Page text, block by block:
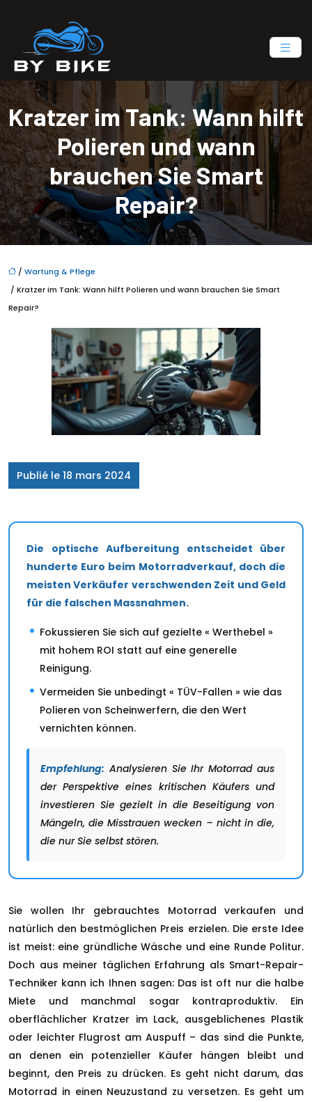
Kratzer im Tank: Wann hilft
Polieren und wann
brauchen Sie Smart
Repair?
/ Wartung & Pflege
/ Kratzer im Tank: Wann hilft Polieren und wann brauchen Sie Smart
Repair?
Publié le 18 mars 2024
Die optische Aufbereitung entscheidet über
hunderte Euro beim Motorradverkauf, doch die
meisten Verkäufer verschwenden Zeit und Geld
für die falschen Massnahmen.
Fokussieren Sie sich auf gezielte « Werthebel »
mit hohem ROI statt auf eine generelle
Reinigung.
Vermeiden Sie unbedingt « TÜV-Fallen » wie das
Polieren von Scheinwerfern, die den Wert
vernichten können.
Empfehlung: Analysieren Sie Ihr Motorrad aus
der Perspektive eines kritischen Käufers und
investieren Sie gezielt in die Beseitigung von
Mängeln, die Misstrauen wecken – nicht in die,
die nur Sie selbst stören.
Sie wollen Ihr gebrauchtes Motorrad verkaufen und
natürlich den bestmöglichen Preis erzielen. Die erste Idee
ist meist: eine gründliche Wäsche und eine Runde Politur.
Doch aus meiner täglichen Erfahrung als Smart-Repair-
Techniker kann ich Ihnen sagen: Das ist oft nur die halbe
Miete und manchmal sogar kontraproduktiv. Ein
oberflächlicher Kratzer im Lack, ausgeblichenes Plastik
oder leichter Flugrost am Auspuff – das sind die Punkte,
an denen ein potenzieller Käufer hängen bleibt und
beginnt, den Preis zu drücken. Es geht nicht darum, das
Motorrad in einen Neuzustand zu versetzen. Es geht um